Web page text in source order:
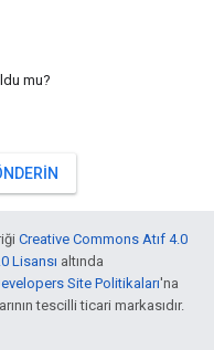
mu?
Creative Commons Atıf 4.0
Lisansı altında
Site Politikaları'na
tescilli ticari markasıdır.